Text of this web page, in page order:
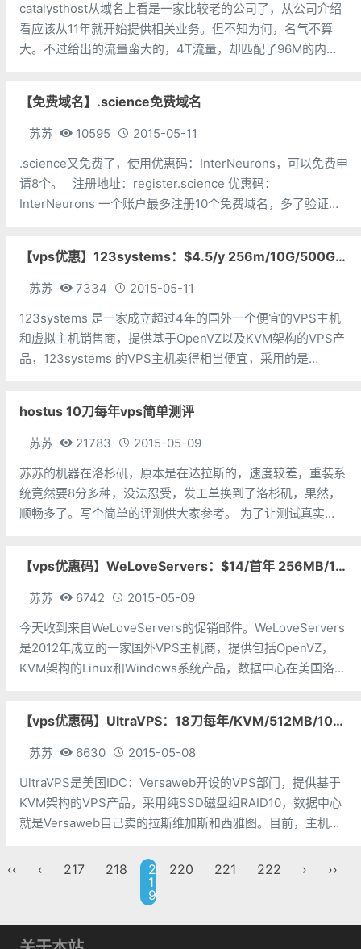
catalysthost从域名上看是一家比较老的公司了，从公司介绍
看应该从11年就开始提供相关业务。但不知为何，名气不算
大。不过给出的流量蛮大的，4T流量，却匹配了96M的内
【免费域名】.science免费域名
苏苏 10595
2015-05-11
.science又免费了，使用优惠码：InterNeurons，可以免费申
请8个。 注册地址：register.science 优惠码：
InterNeurons 一个账户最多注册10个免费域名，多了验证码
【vps优惠】123systems：$4.5/y 256m/10G/500G/Openvz 多机房
苏苏 7334
2015-05-11
123systems 是一家成立超过4年的国外一个便宜的VPS主机
和虚拟主机销售商，提供基于OpenVZ以及KVM架构的VPS产
品，123systems 的VPS主机卖得相当便宜，采用的是
hostus 10刀每年vps简单测评
苏苏 21783
2015-05-09
苏苏的机器在洛杉矶，原本是在达拉斯的，速度较差，重装系
统竟然要8分多种，没法忍受，发工单换到了洛杉矶，果然，
顺畅多了。写个简单的评测供大家参考。 为了让测试真实
【vps优惠码】WeLoveServers：$14/首年 256MB/10G/SSD/500GB OpenVZ 洛杉矶
苏苏 6742
2015-05-09
今天收到来自WeLoveServers的促销邮件。WeLoveServers
是2012年成立的一家国外VPS主机商，提供包括OpenVZ，
KVM架构的Linux和Windows系统产品，数据中心在美国洛杉
【vps优惠码】UltraVPS：18刀每年/KVM/512MB/10G/1TB/2IP 多机房
苏苏 6630
2015-05-08
UltraVPS是美国IDC：Versaweb开设的VPS部门，提供基于
KVM架构的VPS产品，采用纯SSD磁盘组RAID10，数据中心
就是Versaweb自己卖的拉斯维加斯和西雅图。目前，主机商
们以512M套餐为例
‹‹ ‹ 217 218
2
1
9
220 221 222 › ››